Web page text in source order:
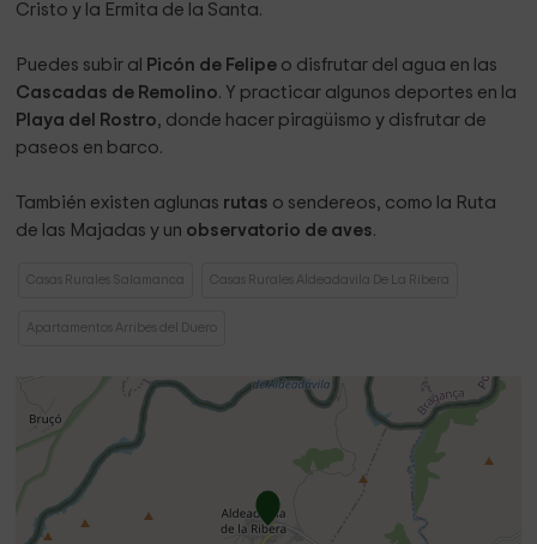
Cristo y la Ermita de la Santa.
Puedes subir al Picón de Felipe o disfrutar del agua en las
Cascadas de Remolino. Y practicar algunos deportes en la
Playa del Rostro, donde hacer piragüismo y disfrutar de
paseos en barco.
También existen aglunas rutas o sendereos, como la Ruta
de las Majadas y un observatorio de aves.
Casas Rurales Salamanca Casas Rurales Aldeadavila De La Ribera
Apartamentos Arribes del Duero